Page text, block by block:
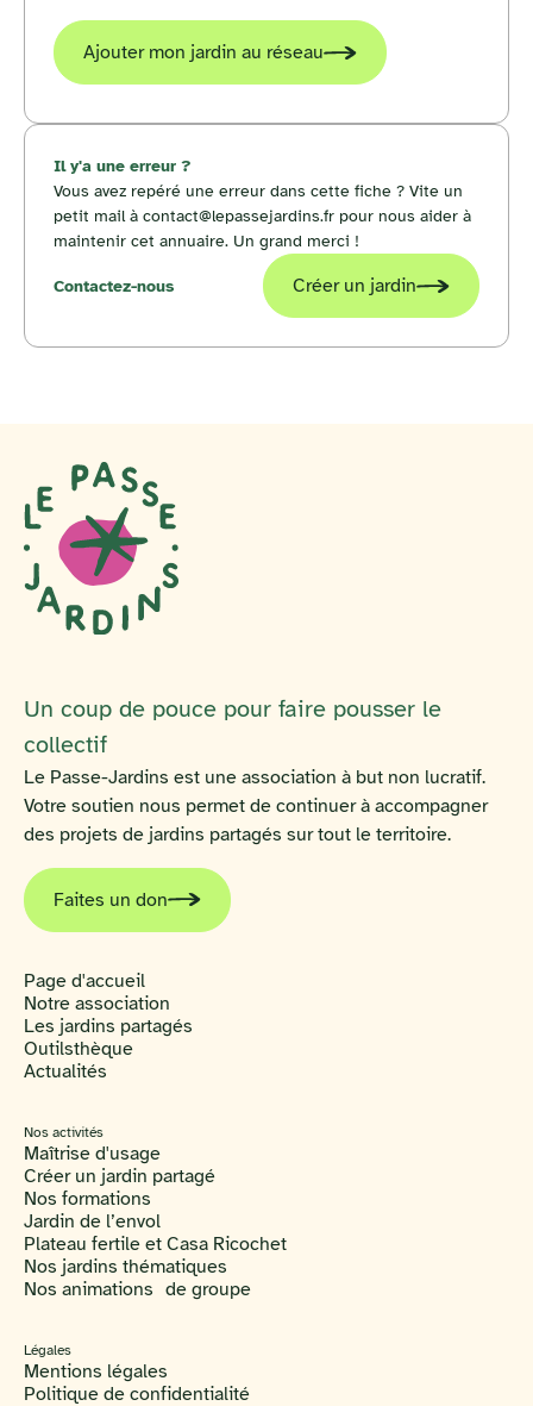
Ajouter mon jardin au réseau
Il y'a une erreur ?
Vous avez repéré une erreur dans cette fiche ? Vite un
petit mail à contact@lepassejardins.fr pour nous aider à
maintenir cet annuaire. Un grand merci !
Contactez-nous Créer un jardin
Un coup de pouce pour faire pousser le
collectif
Le Passe-Jardins est une association à but non lucratif.
Votre soutien nous permet de continuer à accompagner
des projets de jardins partagés sur tout le territoire.
Faites un don
Page d'accueil
Notre association
Les jardins partagés
Outilsthèque
Actualités
Nos activités
Maîtrise d'usage
Créer un jardin partagé
Nos formations
Jardin de l’envol
Plateau fertile et Casa Ricochet
Nos jardins thématiques
Nos animations de groupe
Légales
Mentions légales
Politique de confidentialité